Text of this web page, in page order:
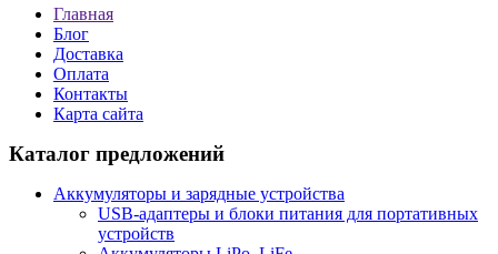
Главная
Блог
Доставка
Оплата
Контакты
Карта сайта
Каталог предложений
Аккумуляторы и зарядные устройства
USB-адаптеры и блоки питания для портативных
устройств